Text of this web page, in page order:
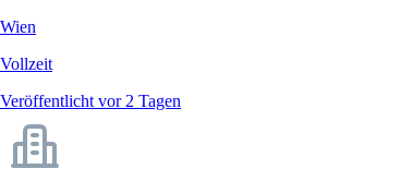
Wien
Vollzeit
Veröffentlicht vor 2 Tagen